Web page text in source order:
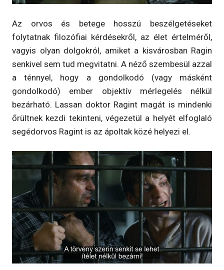
Az orvos és betege hosszú beszélgetéseket
folytatnak filozófiai kérdésekről, az élet értelméről,
vagyis olyan dolgokról, amiket a kisvárosban Ragin
senkivel sem tud megvitatni. A néző szembesül azzal
a ténnyel, hogy a gondolkodó (vagy másként
gondolkodó) ember objektív mérlegelés nélkül
bezárható. Lassan doktor Ragint magát is mindenki
őrültnek kezdi tekinteni, végezetül a helyét elfoglaló
segédorvos Ragint is az ápoltak közé helyezi el.